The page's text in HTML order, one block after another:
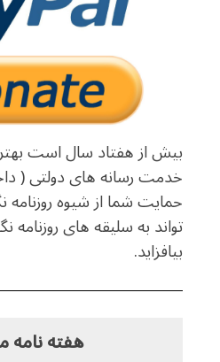
بیش از هفتاد سال است
خدمت رسانه های دولتی (
حمایت شما از شیوه روزنامه
تواند به سلیقه های روزنامه
بیافزاید.
هفته نامه